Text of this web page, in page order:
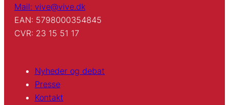
Mail: vive@vive.dk
EAN: 5798000354845
CVR: 23 15 51 17
Nyheder og debat
Presse
Kontakt